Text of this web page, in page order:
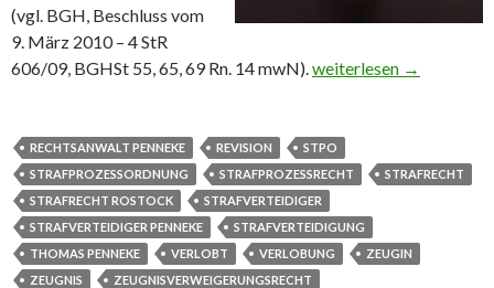
(vgl. BGH, Beschluss vom
9. März 2010 – 4 StR
606/09, BGHSt 55, 65, 69 Rn. 14 mwN).weiterlesen →
RECHTSANWALT PENNEKE REVISION
STPO
STRAFPROZESSORDNUNG
STRAFPROZESSRECHT
STRAFRECHT
STRAFRECHT ROSTOCK
STRAFVERTEIDIGER
STRAFVERTEIDIGER PENNEKE
STRAFVERTEIDIGUNG
THOMAS PENNEKE
VERLOBT VERLOBUNG
ZEUGIN
ZEUGNIS
ZEUGNISVERWEIGERUNGSRECHT